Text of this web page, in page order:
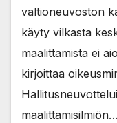
valtioneuvoston
käyty vilkasta
maalittamista ei
kirjoittaa
maalittamisilmiön…